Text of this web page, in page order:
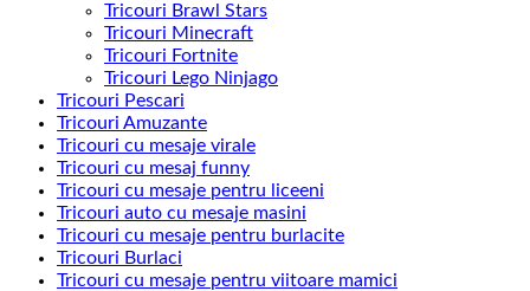
Tricouri Brawl Stars
Tricouri Minecraft
Tricouri Fortnite
Tricouri Lego Ninjago
Tricouri Pescari
Tricouri Amuzante
Tricouri cu mesaje virale
Tricouri cu mesaj funny
Tricouri cu mesaje pentru liceeni
Tricouri auto cu mesaje masini
Tricouri cu mesaje pentru burlacite
Tricouri Burlaci
Tricouri cu mesaje pentru viitoare mamici